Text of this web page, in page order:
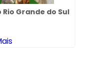
Grande do Sul